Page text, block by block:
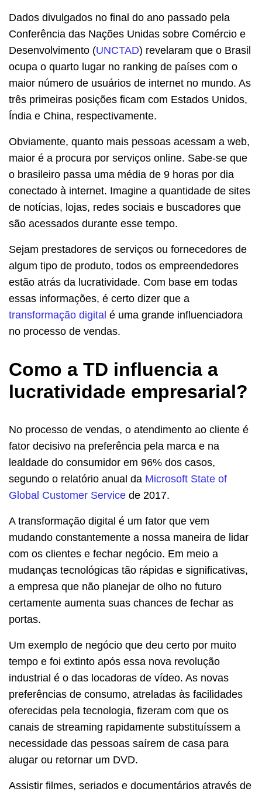
Dados divulgados no final do ano passado pela
Conferência das Nações Unidas sobre Comércio e
Desenvolvimento (UNCTAD) revelaram que o Brasil
ocupa o quarto lugar no ranking de países com o
maior número de usuários de internet no mundo. As
três primeiras posições ficam com Estados Unidos,
Índia e China, respectivamente.
Obviamente, quanto mais pessoas acessam a web,
maior é a procura por serviços online. Sabe-se que
o brasileiro passa uma média de 9 horas por dia
conectado à internet. Imagine a quantidade de sites
de notícias, lojas, redes sociais e buscadores que
são acessados durante esse tempo.
Sejam prestadores de serviços ou fornecedores de
algum tipo de produto, todos os empreendedores
estão atrás da lucratividade. Com base em todas
essas informações, é certo dizer que a
transformação digital é uma grande influenciadora
no processo de vendas.
Como a TD influencia a
lucratividade empresarial?
No processo de vendas, o atendimento ao cliente é
fator decisivo na preferência pela marca e na
lealdade do consumidor em 96% dos casos,
segundo o relatório anual da Microsoft State of
Global Customer Service de 2017.
A transformação digital é um fator que vem
mudando constantemente a nossa maneira de lidar
com os clientes e fechar negócio. Em meio a
mudanças tecnológicas tão rápidas e significativas,
a empresa que não planejar de olho no futuro
certamente aumenta suas chances de fechar as
portas.
Um exemplo de negócio que deu certo por muito
tempo e foi extinto após essa nova revolução
industrial é o das locadoras de vídeo. As novas
preferências de consumo, atreladas às facilidades
oferecidas pela tecnologia, fizeram com que os
canais de streaming rapidamente substituíssem a
necessidade das pessoas saírem de casa para
alugar ou retornar um DVD.
Assistir filmes, seriados e documentários através de